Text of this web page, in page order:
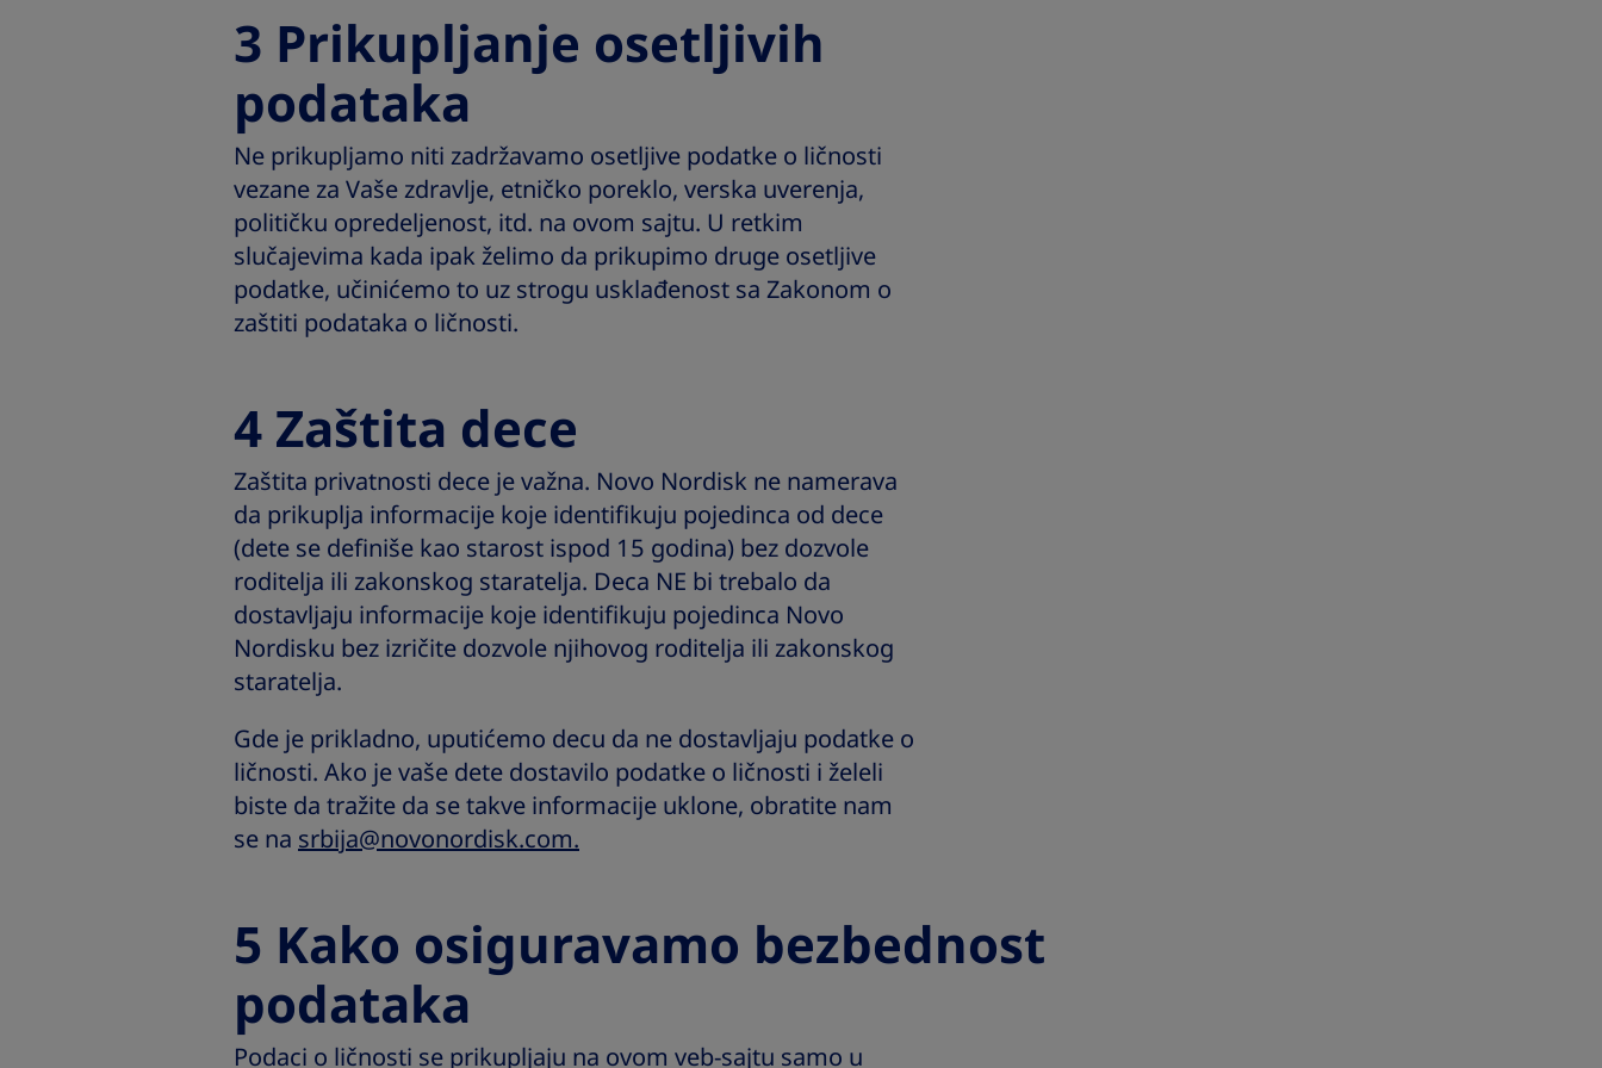
3 Prikupljanje osetljivih
podataka
Ne prikupljamo niti zadržavamo osetljive podatke o ličnosti
vezane za Vaše zdravlje, etničko poreklo, verska uverenja,
političku opredeljenost, itd. na ovom sajtu. U retkim
slučajevima kada ipak želimo da prikupimo druge osetljive
podatke, učinićemo to uz strogu usklađenost sa Zakonom o
zaštiti podataka o ličnosti.
4 Zaštita dece
Zaštita privatnosti dece je važna. Novo Nordisk ne namerava
da prikuplja informacije koje identifikuju pojedinca od dece
(dete se definiše kao starost ispod 15 godina) bez dozvole
roditelja ili zakonskog staratelja. Deca NE bi trebalo da
dostavljaju informacije koje identifikuju pojedinca Novo
Nordisku bez izričite dozvole njihovog roditelja ili zakonskog
staratelja.
Gde je prikladno, uputićemo decu da ne dostavljaju podatke o
ličnosti. Ako je vaše dete dostavilo podatke o ličnosti i želeli
biste da tražite da se takve informacije uklone, obratite nam
se na srbija@novonordisk.com.
5 Kako osiguravamo bezbednost
podataka
Podaci o ličnosti se prikupljaju na ovom veb-sajtu samo u